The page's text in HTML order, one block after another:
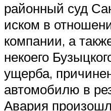
районный суд
иском в
компании, а
некоего
ущерба,
автомобилю в
Авария